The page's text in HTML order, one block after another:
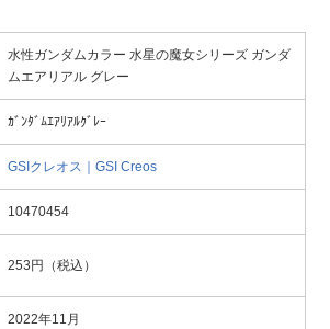
水性ガンダムカラー 水星の魔女シリーズ ガンダ
ムエアリアル グレー
ｶﾞﾝﾀﾞﾑｴｱﾘｱﾙｸﾞﾚｰ
GSIクレオス｜GSI Creos
10470454
253円（税込）
2022年11月